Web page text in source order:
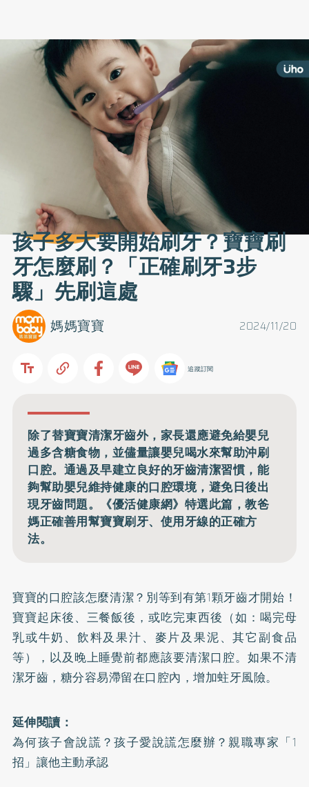
孩子多大要開始刷牙？寶寶刷
牙怎麼刷？「正確刷牙3步
驟」先刷這處
2024/11/20
媽媽寶寶
追蹤訂閱
除了替寶寶清潔牙齒外，家長還應避免給嬰兒
過多含糖食物，並儘量讓嬰兒喝水來幫助沖刷
口腔。通過及早建立良好的牙齒清潔習慣，能
夠幫助嬰兒維持健康的口腔環境，避免日後出
現牙齒問題。《優活健康網》特選此篇，教爸
媽正確善用幫寶寶刷牙、使用牙線的正確方
法。
寶寶的口腔該怎麼清潔？別等到有第1顆牙齒才開始！
寶寶起床後、三餐飯後，或吃完東西後（如：喝完母
乳或牛奶、飲料及果汁、麥片及果泥、其它副食品
等），以及晚上睡覺前都應該要清潔口腔。如果不清
潔牙齒，糖分容易滯留在口腔內，增加蛀牙風險。
延伸閱讀：
為何孩子會說謊？孩子愛說謊怎麼辦？親職專家「1
招」讓他主動承認